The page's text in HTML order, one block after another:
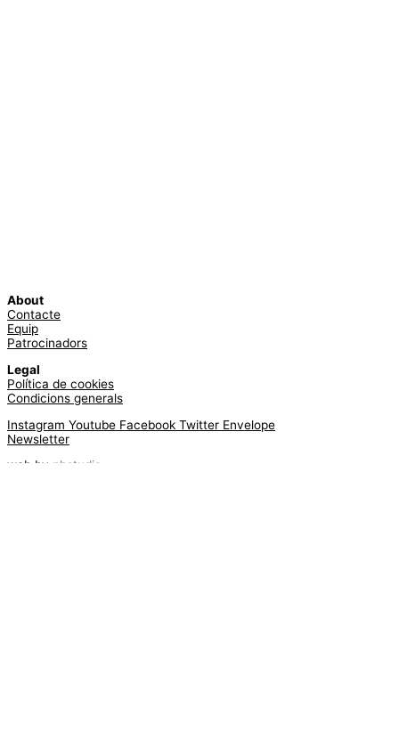
About
Contacte
Equip
Patrocinadors
Legal
Política de cookies
Condicions generals
Instagram Youtube Facebook Twitter Envelope
Newsletter
web by phstudio